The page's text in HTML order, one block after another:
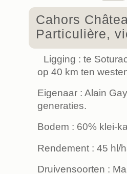
Cahors
Particulière,
Ligging : te
op 40 km ten
Eigenaar : Alain
generaties.
Bodem : 60% klei-
Rendement : 45 hl/
Druivensoorten :